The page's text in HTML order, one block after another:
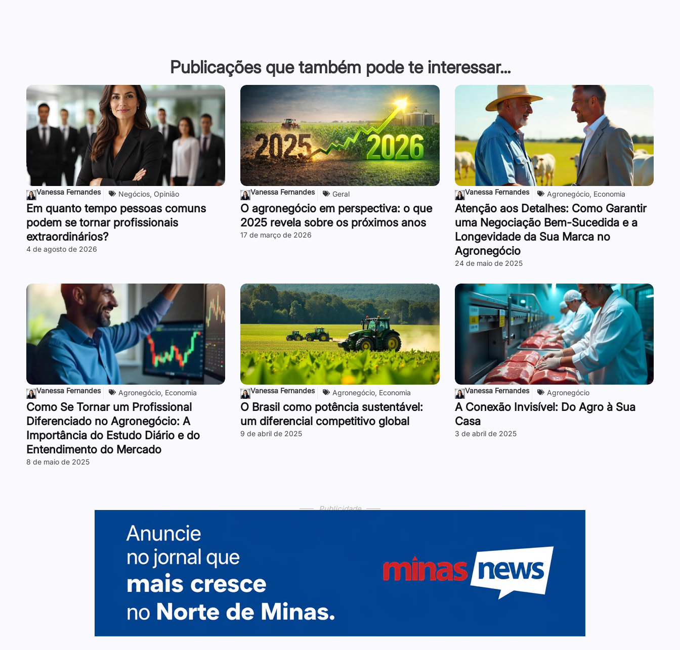
Publicações que também pode te interessar...
Vanessa Fernandes Negócios, Opinião
Em quanto tempo pessoas comuns
podem se tornar profissionais
extraordinários?
4 de agosto de 2026
Vanessa Fernandes Geral
O agronegócio em perspectiva: o que
2025 revela sobre os próximos anos
17 de março de 2026
Vanessa Fernandes Agronegócio, Economia
Atenção aos Detalhes: Como Garantir
uma Negociação Bem-Sucedida e a
Longevidade da Sua Marca no
Agronegócio
24 de maio de 2025
Vanessa Fernandes Agronegócio, Economia
Como Se Tornar um Profissional
Diferenciado no Agronegócio: A
Importância do Estudo Diário e do
Entendimento do Mercado
8 de maio de 2025
Vanessa Fernandes Agronegócio, Economia
O Brasil como potência sustentável:
um diferencial competitivo global
9 de abril de 2025
Vanessa Fernandes Agronegócio
A Conexão Invisível: Do Agro à Sua
Casa
3 de abril de 2025
Publicidade